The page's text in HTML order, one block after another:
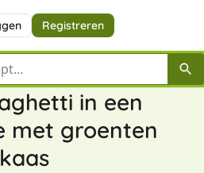
Registreren
in een
met groenten